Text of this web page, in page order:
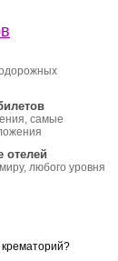
самые
отелей
любого уровня